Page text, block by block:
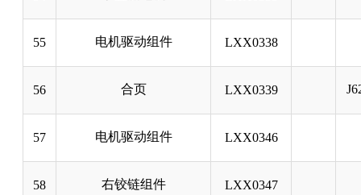
55 电机驱动组件 LXX0338
56 合页 LXX0339
57 电机驱动组件 LXX0346
58 右铰链组件 LXX0347